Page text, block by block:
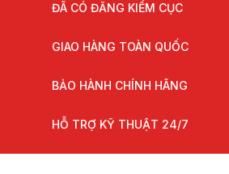
ĐÃ CÓ ĐĂNG KIỂM CỤC
GIAO HÀNG TOÀN QUỐC
BẢO HÀNH CHÍNH HÃNG
HỖ TRỢ KỸ THUẬT 24/7